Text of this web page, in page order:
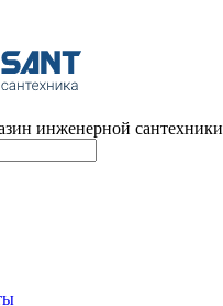
инженерной сантехники